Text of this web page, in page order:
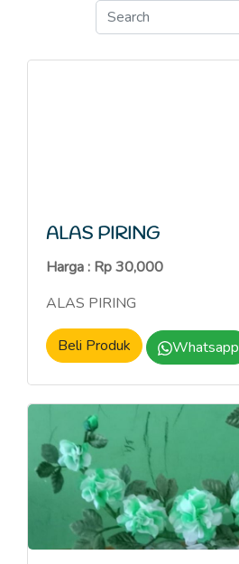
ALAS PIRING
Harga : Rp 30,000
ALAS PIRING
Beli Produk Whatsapp